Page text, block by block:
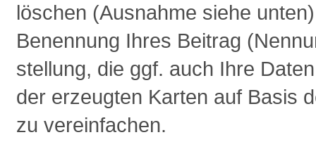
löschen (Ausnahme siehe
Benennung Ihres Beitrag
stellung, die ggf. auch Ihre
der erzeugten Karten auf Basis
zu vereinfachen.